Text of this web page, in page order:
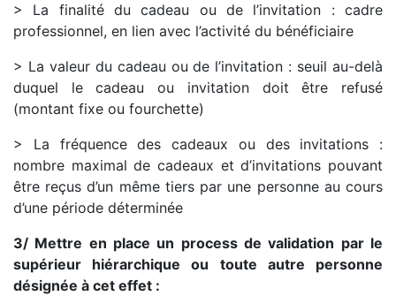
> La finalité du cadeau ou de l’invitation : cadre
professionnel, en lien avec l’activité du bénéficiaire
> La valeur du cadeau ou de l’invitation : seuil au-delà
duquel le cadeau ou invitation doit être refusé
(montant fixe ou fourchette)
> La fréquence des cadeaux ou des invitations :
nombre maximal de cadeaux et d’invitations pouvant
être reçus d’un même tiers par une personne au cours
d’une période déterminée
3/ Mettre en place un process de validation par le
supérieur hiérarchique ou toute autre personne
désignée à cet effet :